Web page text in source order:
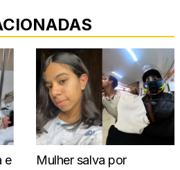
e
Mulher salva por